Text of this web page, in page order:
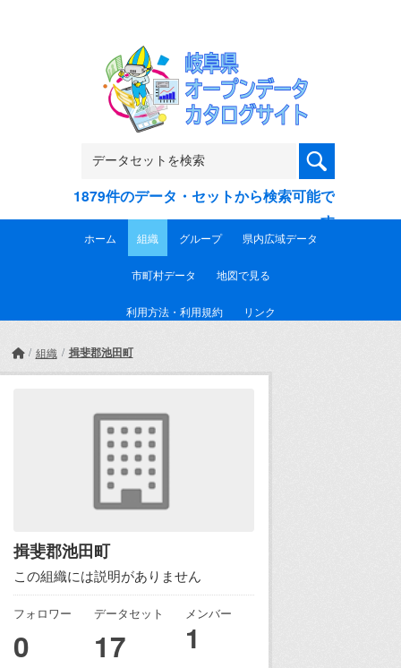
1879件のデータ・セットから検索可能で
す
ホーム 組織 グループ 県内広域データ
市町村データ 地図で見る
利用方法・利用規約 リンク
組織 揖斐郡池田町
揖斐郡池田町
この組織には説明がありません
フォロワー
0
データセット
17
メンバー
1